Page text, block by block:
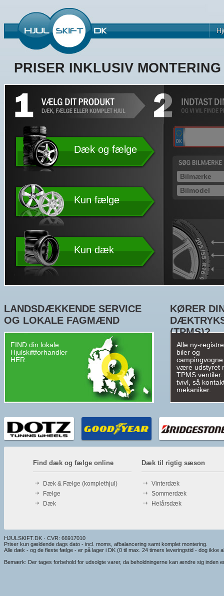
PRISER INKLUSIV
Dæk og fælge
Kun fælge
Kun dæk
LANDSDÆKKENDE SERVICE
OG LOKALE FAGMÆND
FIND din lokale
Hjulskiftforhandler
HER.
KØRER
(TPMS)?
Alle ny-
biler og
campingvogne
være udstyret
TPMS
tvivl, så
mekaniker.
Find dæk og fælge online
Dæk & Fælge (komplethjul)
Fælge
Dæk
Dæk til rigtig sæson
Vinterdæk
Sommerdæk
Helårsdæk
HJULSKIFT.DK · CVR: 66917010
Priser kun gældende dags dato - incl. moms, afbalancering samt komplet montering.
Alle dæk - og de fleste fælge - er på lager i DK (0 til max. 24 timers leveringstid - dog ikke
Bemærk: Der tages forbehold for udsolgte varer, da beholdningerne kan ændre sig inden